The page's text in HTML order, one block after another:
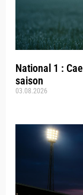
National 1 :
saison
03.08.2026